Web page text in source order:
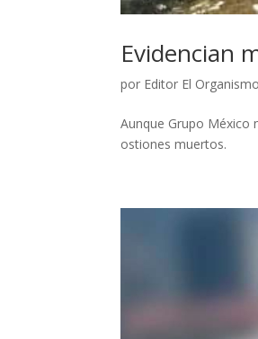
Evidencian
por Editor El Organismo
Aunque Grupo México
ostiones muertos.